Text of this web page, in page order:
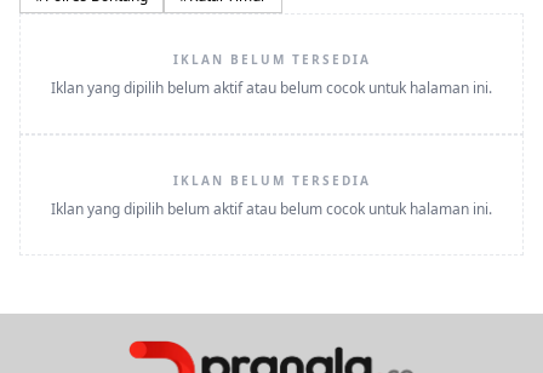
IKLAN BELUM TERSEDIA
Iklan yang dipilih belum aktif atau belum cocok untuk halaman ini.
IKLAN BELUM TERSEDIA
Iklan yang dipilih belum aktif atau belum cocok untuk halaman ini.